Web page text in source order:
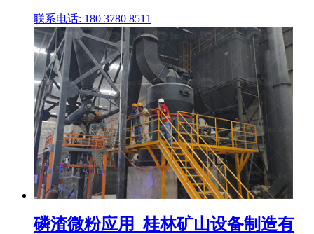
联系电话: 180 3780 8511
磷渣微粉应用_桂林矿山设备制造有